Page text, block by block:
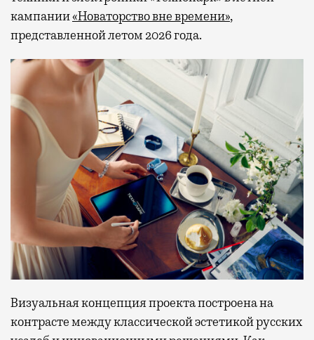
кампании«Новаторство вне времени»,
представленной летом 2026 года.
Визуальная концепция проекта построена на
контрасте между классической эстетикой русских